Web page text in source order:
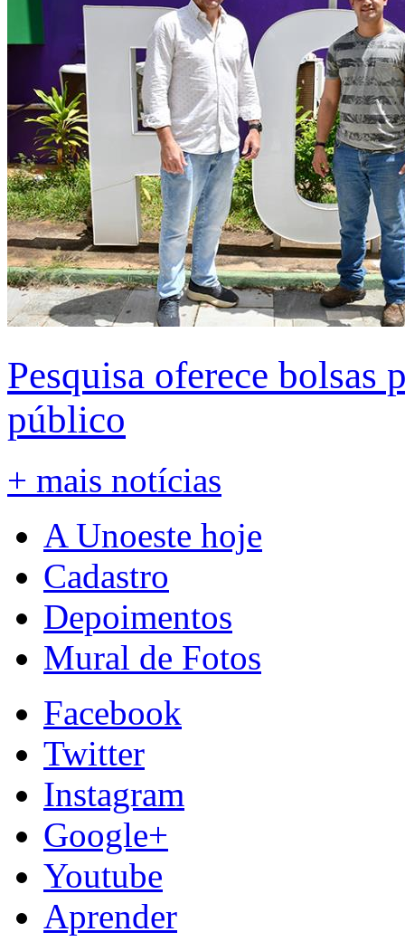
Pesquisa oferece bolsas
público
+ mais notícias
A Unoeste hoje
Cadastro
Depoimentos
Mural de Fotos
Facebook
Twitter
Instagram
Google+
Youtube
Aprender